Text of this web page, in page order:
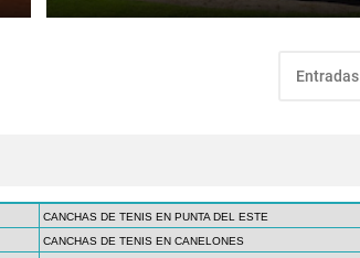
CANCHAS DE TENIS EN PUNTA DEL ESTE
CANCHAS DE TENIS EN CANELONES